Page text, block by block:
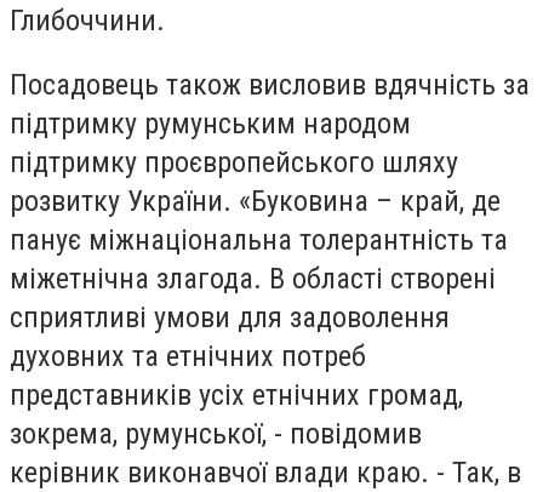
Глибоччини.
Посадовець також висловив вдячність за
підтримку румунським народом
підтримку проєвропейського шляху
розвитку України. «Буковина – край, де
панує міжнаціональна толерантність та
міжетнічна злагода. В області створені
сприятливі умови для задоволення
духовних та етнічних потреб
представників усіх етнічних громад,
зокрема, румунської, - повідомив
керівник виконавчої влади краю. - Так, в